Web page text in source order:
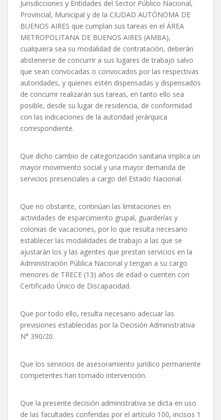
Jurisdicciones y Entidades del Sector Público Nacional,
Provincial, Municipal y de la CIUDAD AUTÓNOMA DE
BUENOS AIRES que cumplan sus tareas en el ÁREA
METROPOLITANA DE BUENOS AIRES (AMBA),
cualquiera sea su modalidad de contratación, deberán
abstenerse de concurrir a sus lugares de trabajo salvo
que sean convocadas o convocados por las respectivas
autoridades, y quienes estén dispensadas y dispensados
de concurrir realizarán sus tareas, en tanto ello sea
posible, desde su lugar de residencia, de conformidad
con las indicaciones de la autoridad jerárquica
correspondiente.
Que dicho cambio de categorización sanitaria implica un
mayor movimiento social y una mayor demanda de
servicios presenciales a cargo del Estado Nacional.
Que no obstante, continúan las limitaciones en
actividades de esparcimiento grupal, guarderías y
colonias de vacaciones, por lo que resulta necesario
establecer las modalidades de trabajo a las que se
ajustarán los y las agentes que prestan servicios en la
Administración Pública Nacional y tengan a su cargo
menores de TRECE (13) años de edad o cuenten con
Certificado Único de Discapacidad.
Que por todo ello, resulta necesario adecuar las
previsiones establecidas por la Decisión Administrativa
N° 390/20.
Que los servicios de asesoramiento jurídico permanente
competentes han tomado intervención.
Que la presente decisión administrativa se dicta en uso
de las facultades conferidas por el artículo 100, incisos 1